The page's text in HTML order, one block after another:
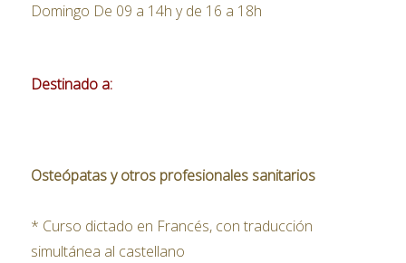
Domingo De 09 a 14h y de 16 a 18h
Destinado a:
Osteópatas y otros profesionales sanitarios
* Curso dictado en Francés, con traducción
simultánea al castellano